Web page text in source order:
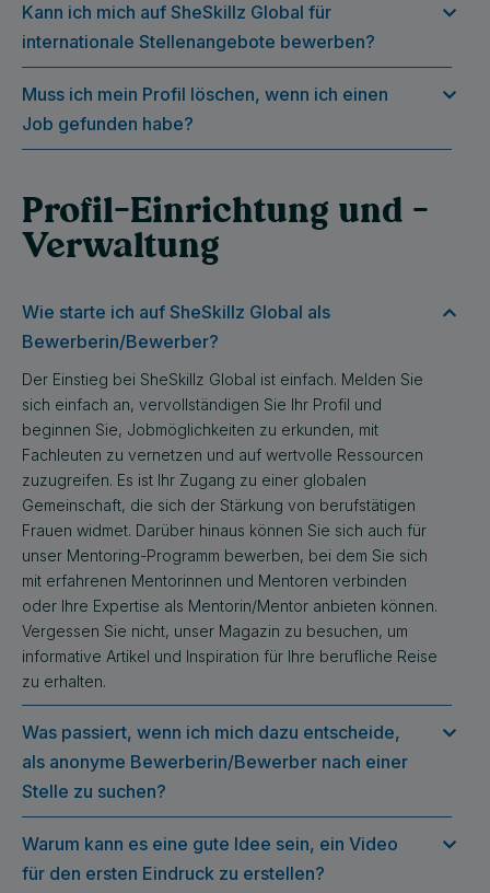
Kann ich mich auf SheSkillz Global für
internationale Stellenangebote bewerben?
Muss ich mein Profil löschen, wenn ich einen
Job gefunden habe?
Profil-Einrichtung und -
Verwaltung
Wie starte ich auf SheSkillz Global als
Bewerberin/Bewerber?
Der Einstieg bei SheSkillz Global ist einfach. Melden Sie
sich einfach an, vervollständigen Sie Ihr Profil und
beginnen Sie, Jobmöglichkeiten zu erkunden, mit
Fachleuten zu vernetzen und auf wertvolle Ressourcen
zuzugreifen. Es ist Ihr Zugang zu einer globalen
Gemeinschaft, die sich der Stärkung von berufstätigen
Frauen widmet. Darüber hinaus können Sie sich auch für
unser Mentoring-Programm bewerben, bei dem Sie sich
mit erfahrenen Mentorinnen und Mentoren verbinden
oder Ihre Expertise als Mentorin/Mentor anbieten können.
Vergessen Sie nicht, unser Magazin zu besuchen, um
informative Artikel und Inspiration für Ihre berufliche Reise
zu erhalten.
Was passiert, wenn ich mich dazu entscheide,
als anonyme Bewerberin/Bewerber nach einer
Stelle zu suchen?
Warum kann es eine gute Idee sein, ein Video
für den ersten Eindruck zu erstellen?